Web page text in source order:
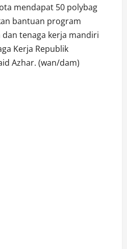
mendapat 50 polybag
bantuan program
tenaga kerja mandiri
Kerja Republik
Azhar. (wan/dam)